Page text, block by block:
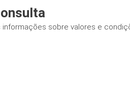
informações sobre valores e